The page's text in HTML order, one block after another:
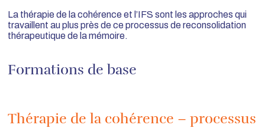
La thérapie de la cohérence et l’IFS sont les approches qui
travaillent au plus près de ce processus de reconsolidation
thérapeutique de la mémoire.
Formations de base
Thérapie de la cohérence – processus